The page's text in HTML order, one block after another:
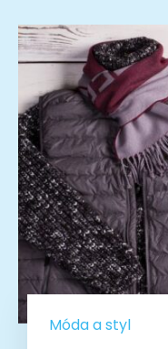
Móda a styl